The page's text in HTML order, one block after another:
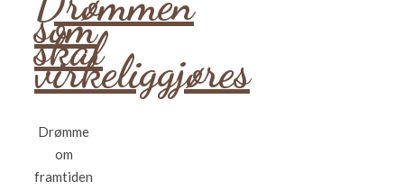
som
skal
virkeliggjøres
Drømme
om
framtiden